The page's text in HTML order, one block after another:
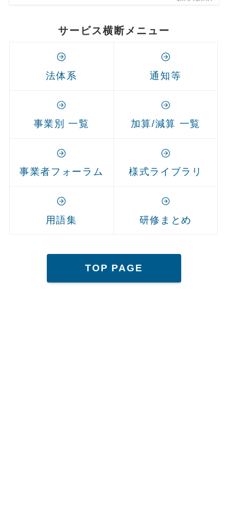
サービス横断メニュー
法体系 通知等
事業別 一覧 加算/減算 一覧
事業者フォーラム 様式ライブラリ
用語集 研修まとめ
TOP PAGE